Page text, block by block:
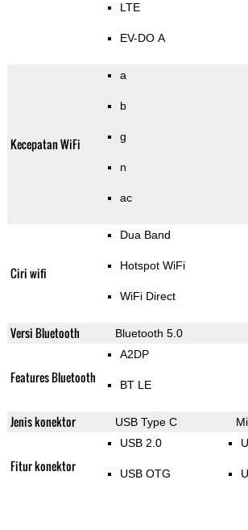
LTE
EV-DO A
Kecepatan WiFi
a
b
g
n
ac
Ciri wifi
Dua Band
Hotspot WiFi
WiFi Direct
Versi Bluetooth Bluetooth 5.0
Features Bluetooth
A2DP
BT LE
Jenis konektor USB Type C
Fitur konektor
USB 2.0
USB OTG